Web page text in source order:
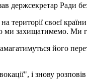
держсекретар Ради
території своєї
ми захищатимемо. Ми
його
і знову розповів